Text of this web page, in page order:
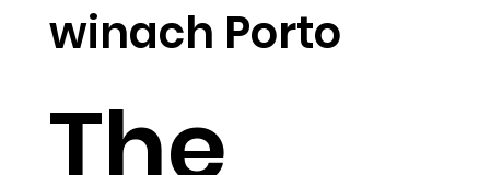
winach Porto
The